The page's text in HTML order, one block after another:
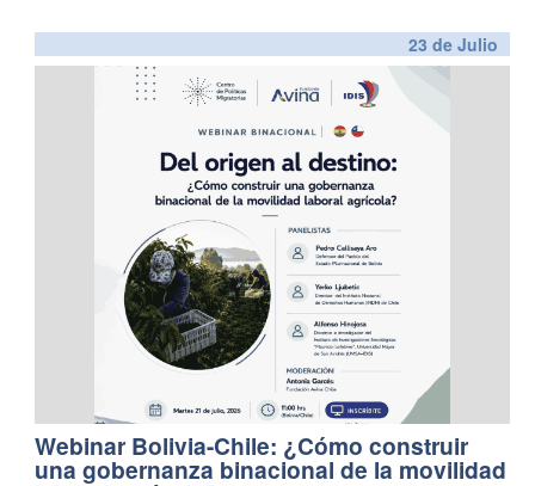
23 de Julio
Webinar Bolivia-Chile: ¿Cómo construir
una gobernanza binacional de la movilidad